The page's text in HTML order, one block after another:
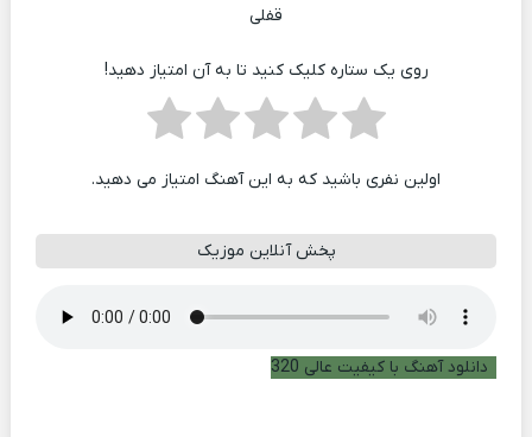
قفلی
روی یک ستاره کلیک کنید تا به آن امتیاز دهید!
اولین نفری باشید که به این آهنگ امتیاز می دهید.
پخش آنلاین موزیک
دانلود آهنگ با کیفیت عالی 320